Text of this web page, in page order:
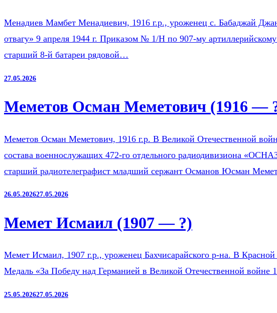
Менадиев Мамбет Менадиевич, 1916 г.р., уроженец с. Бабаджай
отвагу» 9 апреля 1944 г. Приказом № 1/Н по 907-му
старший 8-й батареи рядовой…
27.05.2026
Меметов Осман Меметович (1916 —
Меметов Осман Меметович, 1916 г.р. В Великой Отечественной
состава военнослужащих 472-го отдельного радиодивизиона
старший радиотелеграфист младший сержант Османов Юсман
26.05.202627.05.2026
Мемет Исмаил (1907 — ?)
Мемет Исмаил, 1907 г.р., уроженец Бахчисарайского р-на. В
Медаль «За Победу над Германией в Великой Отечественной войне
25.05.202627.05.2026